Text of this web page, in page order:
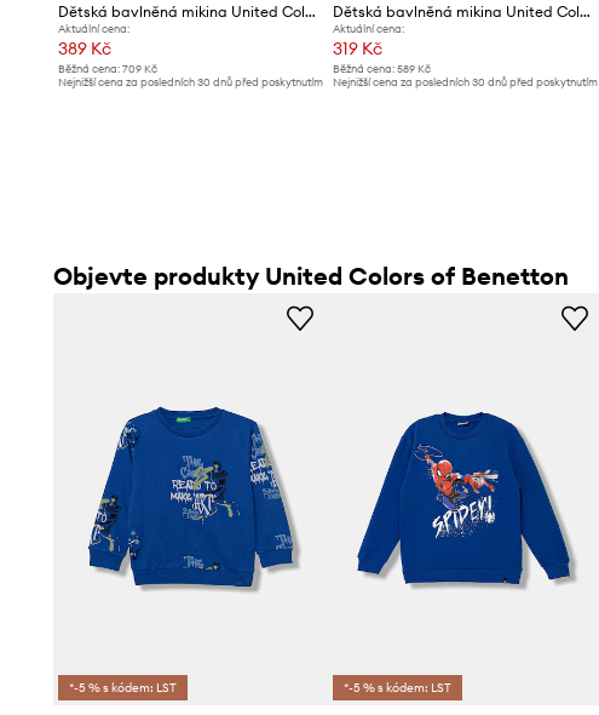
Dětská bavlněná mikina United Colors of Benetton
Aktuální cena:
389 Kč
Běžná cena: 709 Kč
Nejnižší cena za posledních 30 dnů před poskytnutím
Dětská bavlněná mikina United Colors of Benetton
Aktuální cena:
319 Kč
Běžná cena:589 Kč
Nejnižší cena za posledních 30 dnů před poskytnutím
Objevte produkty United Colors of Benetton
*-5 % s kódem: LST *-5 % s kódem: LST